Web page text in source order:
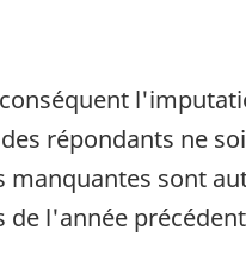
répondants ne
manquantes sont
de l'année